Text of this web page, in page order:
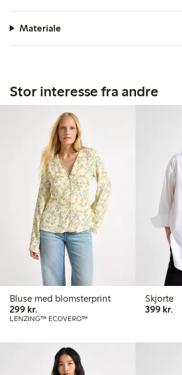
Materiale
Stor interesse fra andre
Bluse med blomsterprint
299 kr.
LENZING™ ECOVERO™
Skjorte
399 kr.